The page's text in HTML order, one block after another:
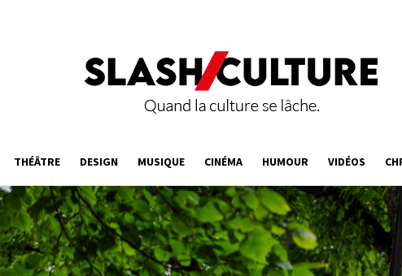
THÉÂTRE DESIGN MUSIQUE CINÉMA HUMOUR VIDÉOS